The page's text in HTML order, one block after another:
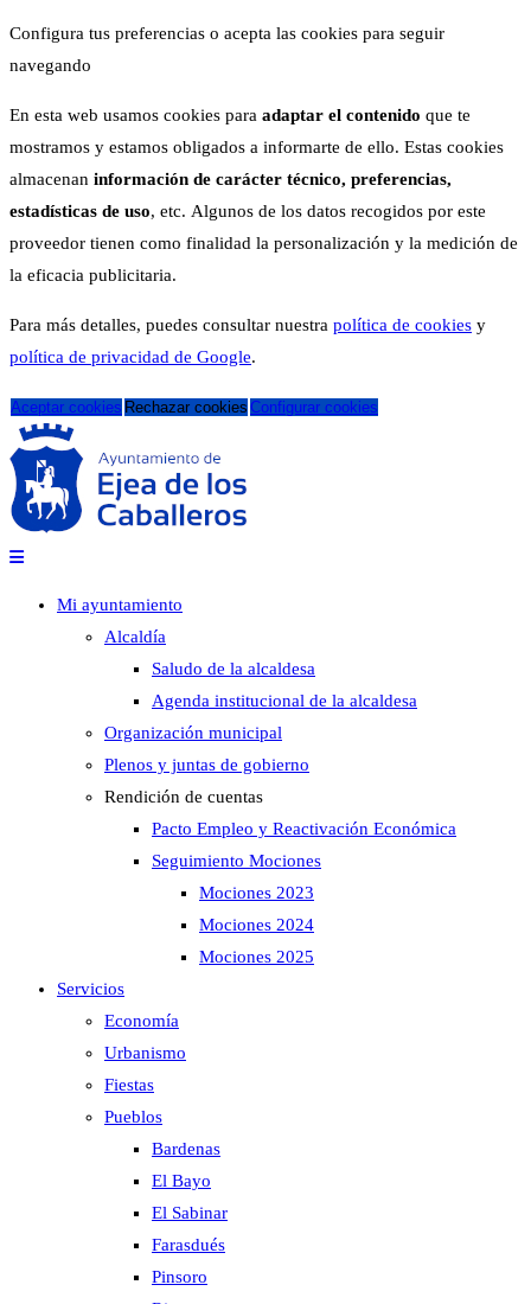
Configura tus preferencias o acepta las cookies para seguir
navegando
En esta web usamos cookies para adaptar el contenido que te
mostramos y estamos obligados a informarte de ello. Estas cookies
almacenan información de carácter técnico, preferencias,
estadísticas de uso, etc. Algunos de los datos recogidos por este
proveedor tienen como finalidad la personalización y la medición de
la eficacia publicitaria.
Para más detalles, puedes consultar nuestra política de cookies y
política de privacidad de Google.
Aceptar cookies Rechazar cookies Configurar cookies
Mi ayuntamiento
Alcaldía
Saludo de la alcaldesa
Agenda institucional de la alcaldesa
Organización municipal
Plenos y juntas de gobierno
Rendición de cuentas
Pacto Empleo y Reactivación Económica
Seguimiento Mociones
Mociones 2023
Mociones 2024
Mociones 2025
Servicios
Economía
Urbanismo
Fiestas
Pueblos
Bardenas
El Bayo
El Sabinar
Farasdués
Pinsoro